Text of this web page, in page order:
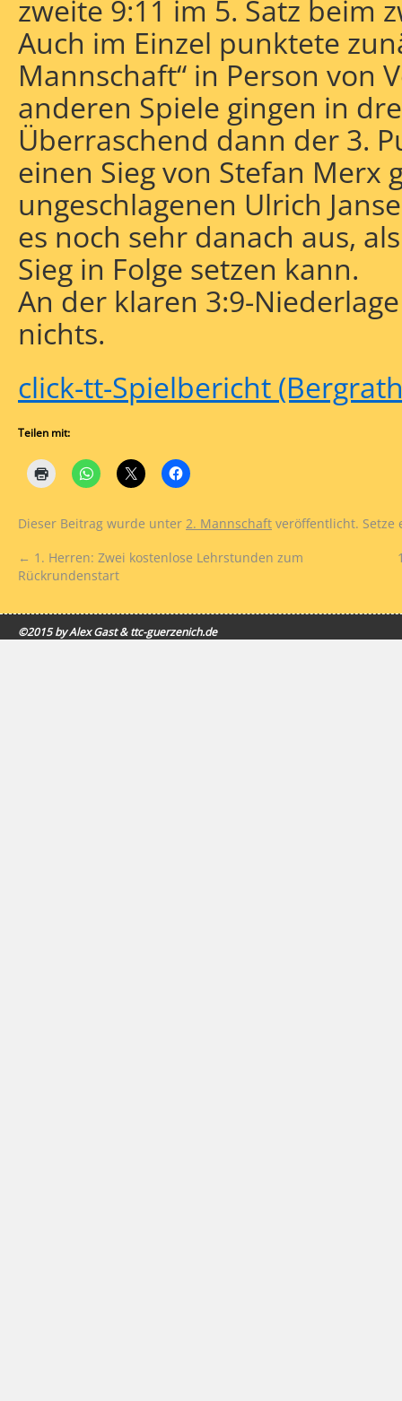
zweite 9:11 im 5. Satz beim
Auch im Einzel punktete
Mannschaft“ in Person von
anderen Spiele gingen in
Überraschend dann der 3.
einen Sieg von Stefan Merx
ungeschlagenen Ulrich
es noch sehr danach aus,
Sieg in Folge setzen kann.
An der klaren 3:9-
nichts.
click-tt-Spielbericht
Teilen mit:
Dieser Beitrag wurde unter 2. Mannschaft veröffentlicht. Setze
← 1. Herren: Zwei kostenlose Lehrstunden zum
Rückrundenstart
©2015 by Alex Gast & ttc-guerzenich.de